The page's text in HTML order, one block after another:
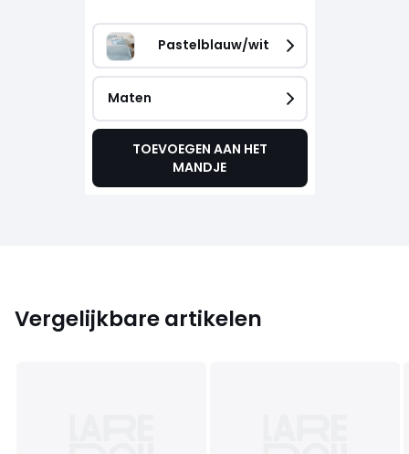
Pastelblauw/wit
Maten
TOEVOEGEN AAN HET
MANDJE
Vergelijkbare artikelen